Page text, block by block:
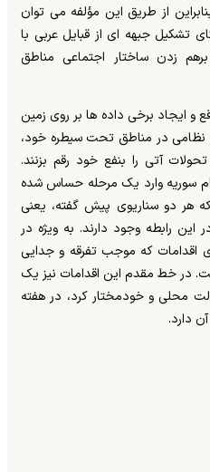
از طریق این مؤلفه می توان
تشکیل جبهه ای از قبایل عربی با
زدن ساختار اجتماعی مناطق
و ایجاد برخی داده ها بر روی زمین
نظامی در مناطق تحت سیطره خود،
آتی را بنفع خود رقم بزنند.
سوریه وارد یک مرحله حساس شده
هر دو سناریوی پیش گفته، یعنی
رابطه وجود دارند. به ویژه در
اقدامات که موجب تفرقه و جدایی
در خط مقدم این اقدامات نیز یک
محلی و خودمختار کرد، در هفته
دارد.